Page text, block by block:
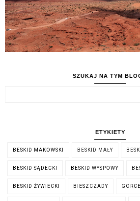
SZUKAJ NA TYM
ETYKIETY
BESKID MAKOWSKI BESKID MAŁY
BESKID SĄDECKI BESKID WYSPOWY
BESKID ŻYWIECKI BIESZCZADY GORCE